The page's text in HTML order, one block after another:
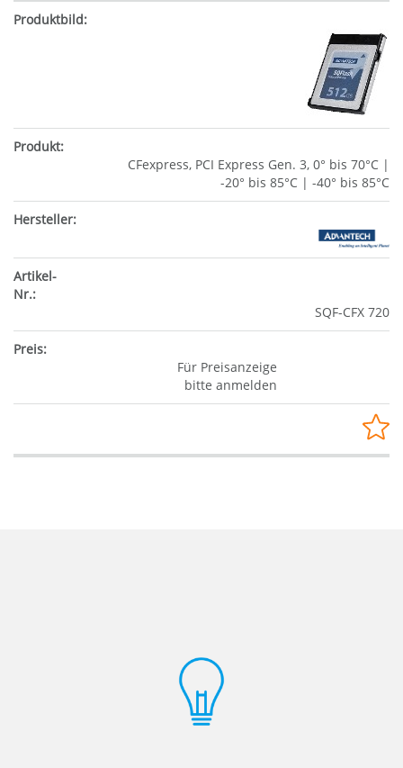
CFexpress, PCI Express Gen. 3, 0° bis 70°C |
-20° bis 85°C | -40° bis 85°C
SQF-CFX 720
Für Preisanzeige
bitte anmelden